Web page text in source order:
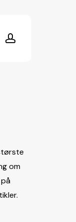
account
om